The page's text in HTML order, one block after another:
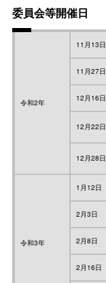
委員会等開催日
令和2年
11月13日
11月27日
12月16日
12月22日
12月28日
令和3年
1月12日
2月3日
2月8日
2月16日